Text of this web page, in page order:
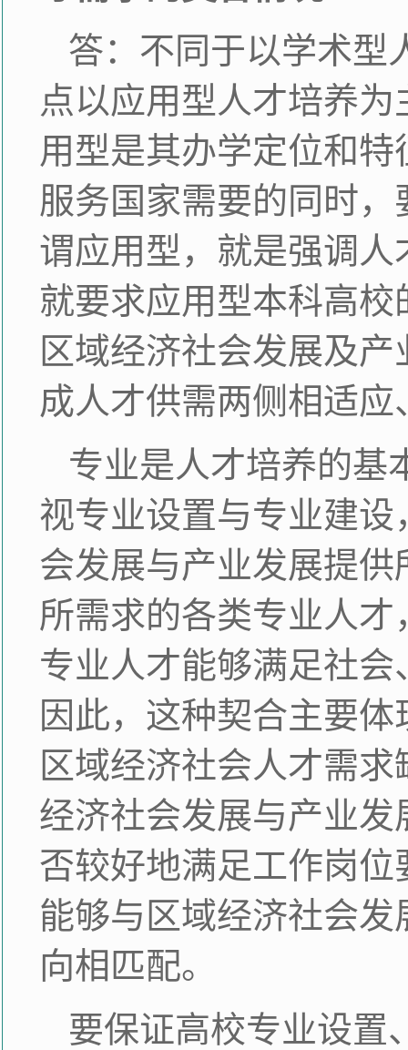
答：不同于以学术型
点以应用型人才培养
用型是其办学定位和
服务国家需要的同时
谓应用型，就是强调
就要求应用型本科高
区域经济社会发展及
成人才供需两侧相适应
专业是人才培养的基
视专业设置与专业建
会发展与产业发展提
所需求的各类专业人
专业人才能够满足社
因此，这种契合主要
区域经济社会人才需
经济社会发展与产业
否较好地满足工作岗
能够与区域经济社会
向相匹配。
要保证高校专业设置